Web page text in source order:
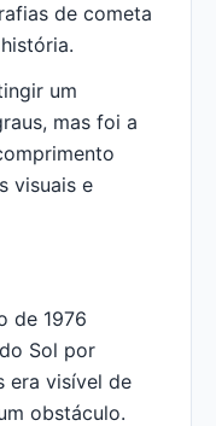
de cometa
um
mas foi a
visuais e
de 1976
Sol por
era visível de
obstáculo.